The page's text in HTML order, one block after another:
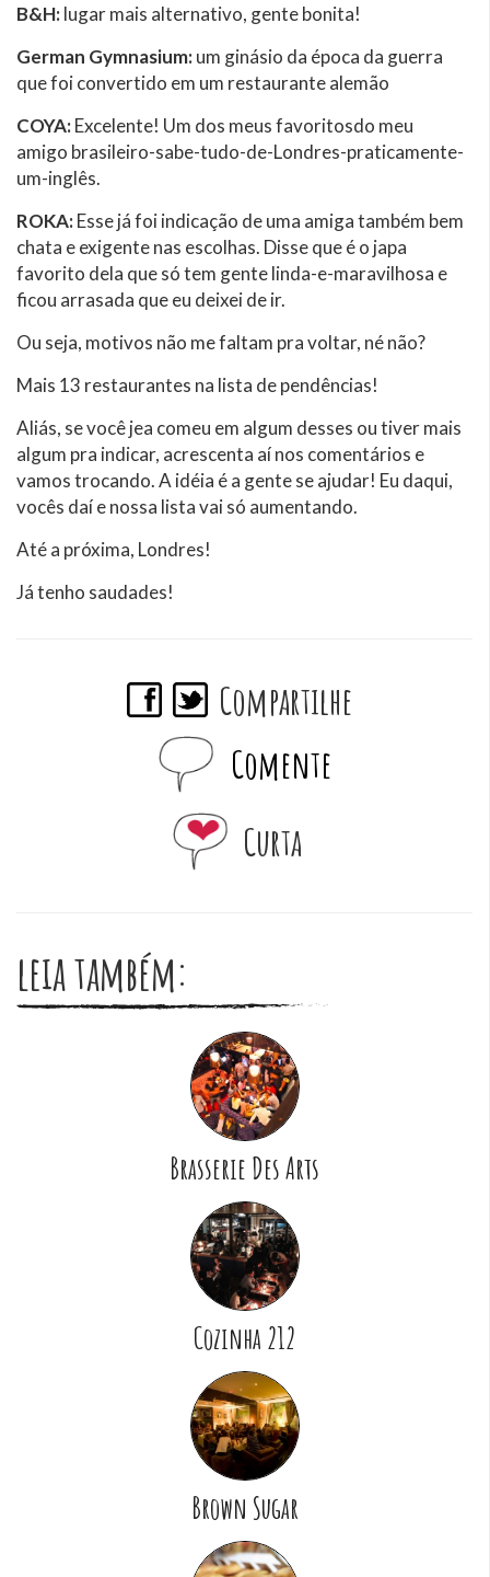
B&H:lugar mais alternativo, gente bonita!
German Gymnasium:um ginásio da época da guerra
que foi convertido em um restaurante alemão
COYA:Excelente! Um dos meus favoritosdo meu
amigo brasileiro-sabe-tudo-de-Londres-praticamente-
um-inglês.
ROKA:Esse já foi indicação de uma amiga também bem
chata e exigente nas escolhas. Disse que é o japa
favorito dela que só tem gente linda-e-maravilhosa e
ficou arrasada que eu deixei de ir.
Ou seja, motivos não me faltam pra voltar, né não?
Mais 13 restaurantes na lista de pendências!
Aliás, se você jea comeu em algum desses ou tiver mais
algum pra indicar, acrescenta aí nos comentários e
vamos trocando. A idéia é a gente se ajudar! Eu daqui,
vocês daí e nossa lista vai só aumentando.
Até a próxima, Londres!
Já tenho saudades!
Compartilhe
Comente
Curta
leia também:
Brasserie Des Arts
Cozinha 212
Brown Sugar